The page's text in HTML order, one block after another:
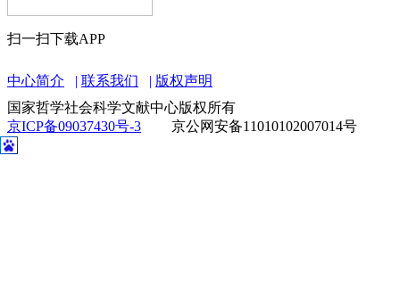
扫一扫下载APP
中心简介 联系我们
版权声明
国家哲学社会科学文献中心版权所有
京ICP备09037430号-3
京公网安备11010102007014号